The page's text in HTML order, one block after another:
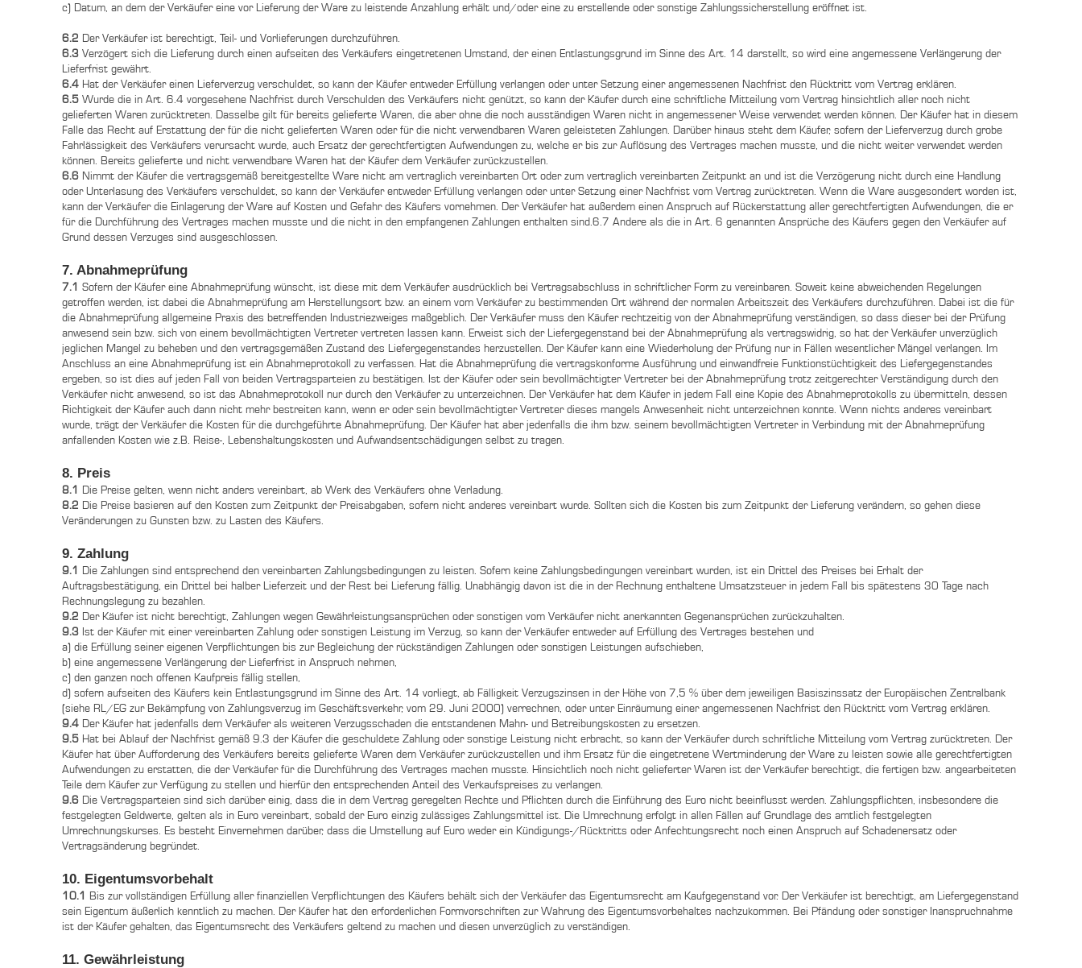
c) Datum, an dem der Verkäufer eine vor Lieferung der Ware zu leistende Anzahlung erhält und/oder eine zu erstellende oder sonstige Zahlungssicherstellung eröffnet ist.
6.2 Der Verkäufer ist berechtigt, Teil- und Vorlieferungen durchzuführen.
6.3 Verzögert sich die Lieferung durch einen aufseiten des Verkäufers eingetretenen Umstand, der einen Entlastungsgrund im Sinne des Art. 14 darstellt, so wird eine angemessene Verlängerung der
Lieferfrist gewährt.
6.4 Hat der Verkäufer einen Lieferverzug verschuldet, so kann der Käufer entweder Erfüllung verlangen oder unter Setzung einer angemessenen Nachfrist den Rücktritt vom Vertrag erklären.
6.5 Wurde die in Art. 6.4 vorgesehene Nachfrist durch Verschulden des Verkäufers nicht genützt, so kann der Käufer durch eine schriftliche Mitteilung vom Vertrag hinsichtlich aller noch nicht
gelieferten Waren zurücktreten. Dasselbe gilt für bereits gelieferte Waren, die aber ohne die noch ausständigen Waren nicht in angemessener Weise verwendet werden können. Der Käufer hat in diesem
Falle das Recht auf Erstattung der für die nicht gelieferten Waren oder für die nicht verwendbaren Waren geleisteten Zahlungen. Darüber hinaus steht dem Käufer, sofern der Lieferverzug durch grobe
Fahrlässigkeit des Verkäufers verursacht wurde, auch Ersatz der gerechtfertigten Aufwendungen zu, welche er bis zur Auflösung des Vertrages machen musste, und die nicht weiter verwendet werden
können. Bereits gelieferte und nicht verwendbare Waren hat der Käufer dem Verkäufer zurückzustellen.
6.6 Nimmt der Käufer die vertragsgemäß bereitgestellte Ware nicht am vertraglich vereinbarten Ort oder zum vertraglich vereinbarten Zeitpunkt an und ist die Verzögerung nicht durch eine Handlung
oder Unterlasung des Verkäufers verschuldet, so kann der Verkäufer entweder Erfüllung verlangen oder unter Setzung einer Nachfrist vom Vertrag zurücktreten. Wenn die Ware ausgesondert worden ist,
kann der Verkäufer die Einlagerung der Ware auf Kosten und Gefahr des Käufers vornehmen. Der Verkäufer hat außerdem einen Anspruch auf Rückerstattung aller gerechtfertigten Aufwendungen, die er
für die Durchführung des Vertrages machen musste und die nicht in den empfangenen Zahlungen enthalten sind.6.7 Andere als die in Art. 6 genannten Ansprüche des Käufers gegen den Verkäufer auf
Grund dessen Verzuges sind ausgeschlossen.
7. Abnahmeprüfung
7.1 Sofern der Käufer eine Abnahmeprüfung wünscht, ist diese mit dem Verkäufer ausdrücklich bei Vertragsabschluss in schriftlicher Form zu vereinbaren. Soweit keine abweichenden Regelungen
getroffen werden, ist dabei die Abnahmeprüfung am Herstellungsort bzw. an einem vom Verkäufer zu bestimmenden Ort während der normalen Arbeitszeit des Verkäufers durchzuführen. Dabei ist die für
die Abnahmeprüfung allgemeine Praxis des betreffenden Industriezweiges maßgeblich. Der Verkäufer muss den Käufer rechtzeitig von der Abnahmeprüfung verständigen, so dass dieser bei der Prüfung
anwesend sein bzw. sich von einem bevollmächtigten Vertreter vertreten lassen kann. Erweist sich der Liefergegenstand bei der Abnahmeprüfung als vertragswidrig, so hat der Verkäufer unverzüglich
jeglichen Mangel zu beheben und den vertragsgemäßen Zustand des Liefergegenstandes herzustellen. Der Käufer kann eine Wiederholung der Prüfung nur in Fällen wesentlicher Mängel verlangen. Im
Anschluss an eine Abnahmeprüfung ist ein Abnahmeprotokoll zu verfassen. Hat die Abnahmeprüfung die vertragskonforme Ausführung und einwandfreie Funktionstüchtigkeit des Liefergegenstandes
ergeben, so ist dies auf jeden Fall von beiden Vertragsparteien zu bestätigen. Ist der Käufer oder sein bevollmächtigter Vertreter bei der Abnahmeprüfung trotz zeitgerechter Verständigung durch den
Verkäufer nicht anwesend, so ist das Abnahmeprotokoll nur durch den Verkäufer zu unterzeichnen. Der Verkäufer hat dem Käufer in jedem Fall eine Kopie des Abnahmeprotokolls zu übermitteln, dessen
Richtigkeit der Käufer auch dann nicht mehr bestreiten kann, wenn er oder sein bevollmächtigter Vertreter dieses mangels Anwesenheit nicht unterzeichnen konnte. Wenn nichts anderes vereinbart
wurde, trägt der Verkäufer die Kosten für die durchgeführte Abnahmeprüfung. Der Käufer hat aber jedenfalls die ihm bzw. seinem bevollmächtigten Vertreter in Verbindung mit der Abnahmeprüfung
anfallenden Kosten wie z.B. Reise-, Lebenshaltungskosten und Aufwandsentschädigungen selbst zu tragen.
8. Preis
8.1 Die Preise gelten, wenn nicht anders vereinbart, ab Werk des Verkäufers ohne Verladung.
8.2 Die Preise basieren auf den Kosten zum Zeitpunkt der Preisabgaben, sofern nicht anderes vereinbart wurde. Sollten sich die Kosten bis zum Zeitpunkt der Lieferung verändern, so gehen diese
Veränderungen zu Gunsten bzw. zu Lasten des Käufers.
9. Zahlung
9.1 Die Zahlungen sind entsprechend den vereinbarten Zahlungsbedingungen zu leisten. Sofern keine Zahlungsbedingungen vereinbart wurden, ist ein Drittel des Preises bei Erhalt der
Auftragsbestätigung, ein Drittel bei halber Lieferzeit und der Rest bei Lieferung fällig. Unabhängig davon ist die in der Rechnung enthaltene Umsatzsteuer in jedem Fall bis spätestens 30 Tage nach
Rechnungslegung zu bezahlen.
9.2 Der Käufer ist nicht berechtigt, Zahlungen wegen Gewährleistungsansprüchen oder sonstigen vom Verkäufer nicht anerkannten Gegenansprüchen zurückzuhalten.
9.3 Ist der Käufer mit einer vereinbarten Zahlung oder sonstigen Leistung im Verzug, so kann der Verkäufer entweder auf Erfüllung des Vertrages bestehen und
a) die Erfüllung seiner eigenen Verpflichtungen bis zur Begleichung der rückständigen Zahlungen oder sonstigen Leistungen aufschieben,
b) eine angemessene Verlängerung der Lieferfrist in Anspruch nehmen,
c) den ganzen noch offenen Kaufpreis fällig stellen,
d) sofern aufseiten des Käufers kein Entlastungsgrund im Sinne des Art. 14 vorliegt, ab Fälligkeit Verzugszinsen in der Höhe von 7,5 % über dem jeweiligen Basiszinssatz der Europäischen Zentralbank
(siehe RL/EG zur Bekämpfung von Zahlungsverzug im Geschäftsverkehr, vom 29. Juni 2000) verrechnen, oder unter Einräumung einer angemessenen Nachfrist den Rücktritt vom Vertrag erklären.
9.4 Der Käufer hat jedenfalls dem Verkäufer als weiteren Verzugsschaden die entstandenen Mahn- und Betreibungskosten zu ersetzen.
9.5 Hat bei Ablauf der Nachfrist gemäß 9.3 der Käufer die geschuldete Zahlung oder sonstige Leistung nicht erbracht, so kann der Verkäufer durch schriftliche Mitteilung vom Vertrag zurücktreten. Der
Käufer hat über Aufforderung des Verkäufers bereits gelieferte Waren dem Verkäufer zurückzustellen und ihm Ersatz für die eingetretene Wertminderung der Ware zu leisten sowie alle gerechtfertigten
Aufwendungen zu erstatten, die der Verkäufer für die Durchführung des Vertrages machen musste. Hinsichtlich noch nicht gelieferter Waren ist der Verkäufer berechtigt, die fertigen bzw. angearbeiteten
Teile dem Käufer zur Verfügung zu stellen und hierfür den entsprechenden Anteil des Verkaufspreises zu verlangen.
9.6 Die Vertragsparteien sind sich darüber einig, dass die in dem Vertrag geregelten Rechte und Pflichten durch die Einführung des Euro nicht beeinflusst werden. Zahlungspflichten, insbesondere die
festgelegten Geldwerte, gelten als in Euro vereinbart, sobald der Euro einzig zulässiges Zahlungsmittel ist. Die Umrechnung erfolgt in allen Fällen auf Grundlage des amtlich festgelegten
Umrechnungskurses. Es besteht Einvernehmen darüber, dass die Umstellung auf Euro weder ein Kündigungs-/Rücktritts oder Anfechtungsrecht noch einen Anspruch auf Schadenersatz oder
Vertragsänderung begründet.
10. Eigentumsvorbehalt
10.1 Bis zur vollständigen Erfüllung aller finanziellen Verpflichtungen des Käufers behält sich der Verkäufer das Eigentumsrecht am Kaufgegenstand vor. Der Verkäufer ist berechtigt, am Liefergegenstand
sein Eigentum äußerlich kenntlich zu machen. Der Käufer hat den erforderlichen Formvorschriften zur Wahrung des Eigentumsvorbehaltes nachzukommen. Bei Pfändung oder sonstiger Inanspruchnahme
ist der Käufer gehalten, das Eigentumsrecht des Verkäufers geltend zu machen und diesen unverzüglich zu verständigen.
11. Gewährleistung